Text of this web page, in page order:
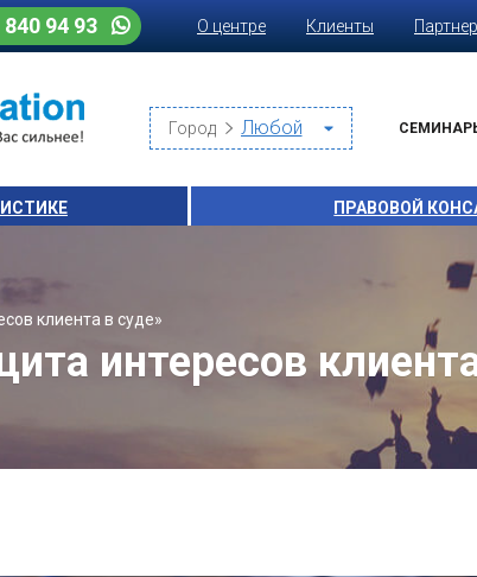
94 93 О центре Клиенты
Город
ПРАВОВОЙ
клиента в суде»
интересов